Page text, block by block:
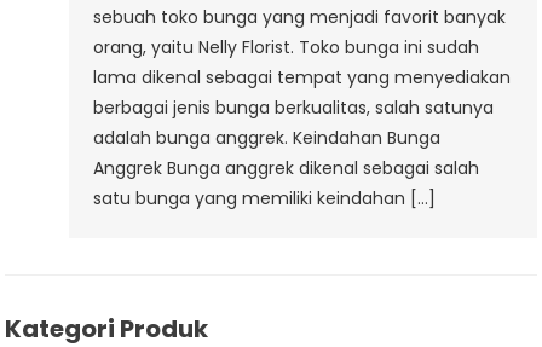
sebuah toko bunga yang menjadi favorit banyak
orang, yaitu Nelly Florist. Toko bunga ini sudah
lama dikenal sebagai tempat yang menyediakan
berbagai jenis bunga berkualitas, salah satunya
adalah bunga anggrek. Keindahan Bunga
Anggrek Bunga anggrek dikenal sebagai salah
satu bunga yang memiliki keindahan […]
Kategori Produk